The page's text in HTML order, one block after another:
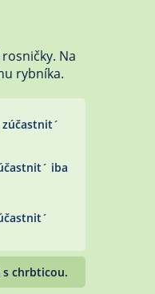
Na
rybníka.
iba
chrbticou.